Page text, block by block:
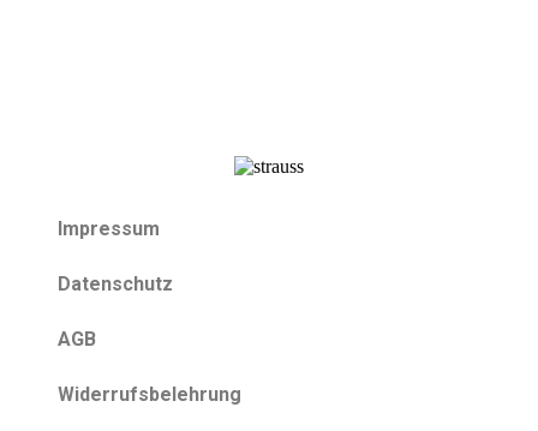
Impressum
Datenschutz
AGB
Widerrufsbelehrung